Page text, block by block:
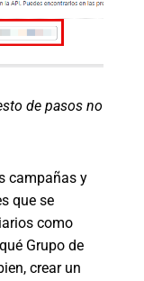
de pasos no
campañas y
que se
como
Grupo de
crear un